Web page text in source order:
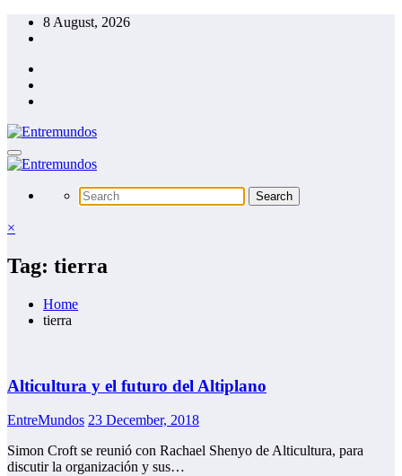
Skip
8 August, 2026
×
Tag: tierra
Home
tierra
Alticultura y el futuro del Altiplano
EntreMundos 23 December, 2018
Simon Croft se reunió con Rachael Shenyo de Alticultura, para
discutir la organización y sus…